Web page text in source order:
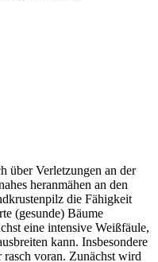
über Verletzungen an der
heranmähen an den
die Fähigkeit
(gesunde) Bäume
eine intensive Weißfäule,
kann. Insbesondere
rasch voran. Zunächst wird